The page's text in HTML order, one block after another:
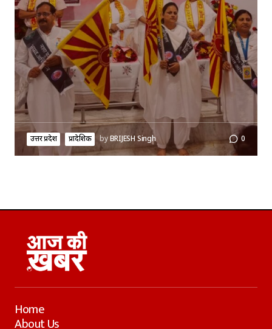
उत्तर प्रदेश प्रादेशिक byBRIJESH Singh 0
Home
About Us